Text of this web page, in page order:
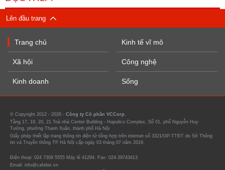
Lên đầu trang
Trang chủ
Xã hội
Kinh doanh
Kinh tế vĩ mô
Công nghệ
Sống
© Copyright 2012 - 2026 - Công ty Cổ phần VCCorp.
Tầng 17, 19, 20, 21 Toà nhà Center Building - Hapulico Complex, Số 01, phố Nguyễn Huy
Tưởng, phường Thanh Xuân, thành phố Hà Nội
Giấy phép thiết lập trang thông tin điện tử tổng hợp trên internet số 3321/GP-TTĐT do Sở Thông
tin và Truyền thông TP Hà Nội cấp ngày 03 tháng 07 năm 2019.
Điện thoại: 024 7309 5555 Máy lẻ 41294. Fax: 024-39743413
Email: info@cafebiz.vn